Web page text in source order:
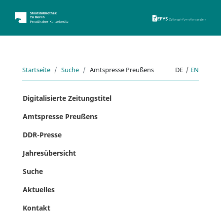
Startseite Suche Amtspresse Preußens DE | EN
Digitalisierte Zeitungstitel
Amtspresse Preußens
DDR-Presse
Jahresübersicht
Suche
Aktuelles
Kontakt